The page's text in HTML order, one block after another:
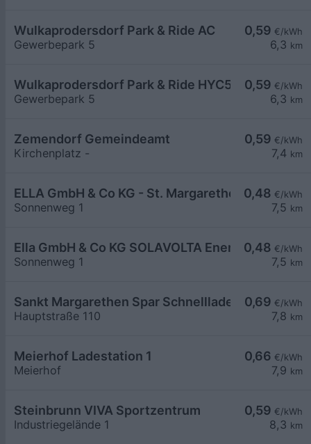
0,59 €/kWh
6,3 km
Wulkaprodersdorf Park & Ride AC
Gewerbepark 5
0,59 €/kWh
6,3 km
Wulkaprodersdorf Park & Ride HYC50
Gewerbepark 5
0,59 €/kWh
7,4 km
Zemendorf Gemeindeamt
Kirchenplatz -
0,48 €/kWh
7,5 km
ELLA GmbH & Co KG - St. Margarethen - Solavolta
Sonnenweg 1
0,48 €/kWh
7,5 km
Ella GmbH & Co KG SOLAVOLTA Energie- und
Sonnenweg 1
0,69 €/kWh
7,8 km
Sankt Margarethen Spar Schnelllader DC150
Hauptstraße 110
0,66 €/kWh
7,9 km
Meierhof Ladestation 1
Meierhof
0,59 €/kWh
8,3 km
Steinbrunn VIVA Sportzentrum
Industriegelände 1